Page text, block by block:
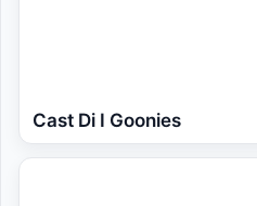
Cast Di I Goonies